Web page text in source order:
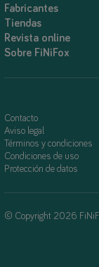
Fabricantes
Tiendas
Revista online
Sobre FiNiFox
Contacto
Aviso legal
Términos y condiciones
Condiciones de uso
Protección de datos
© Copyright 2026